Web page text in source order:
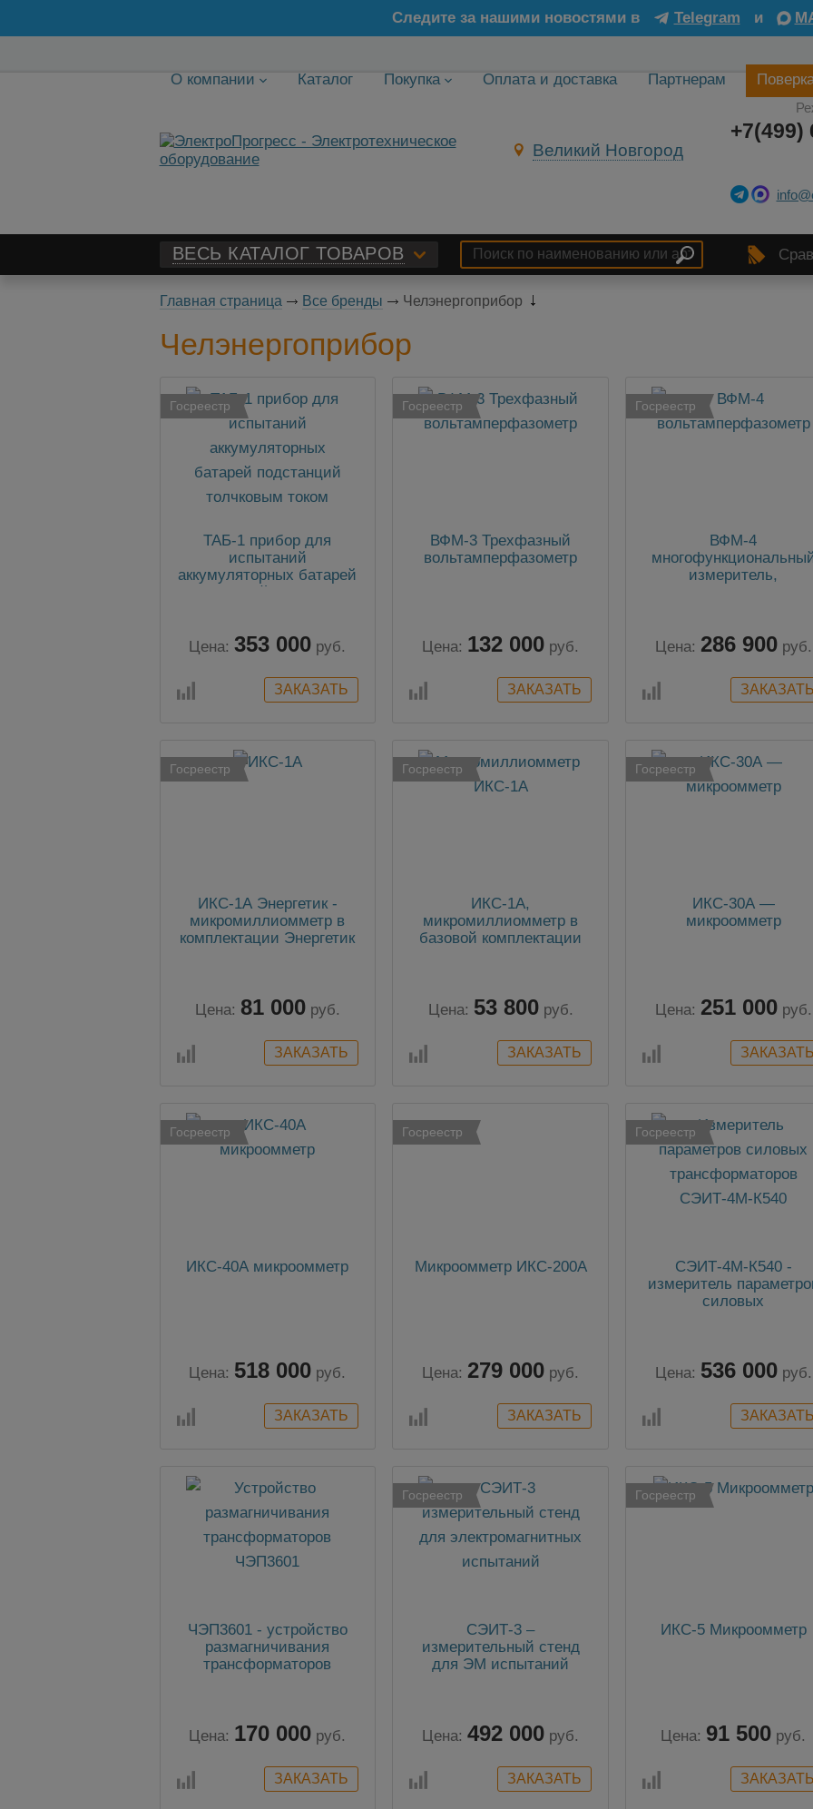
Следите за нашими новостями в Telegram и
О компании Каталог Покупка Оплата и доставка Партнерам
Великий Новгород
+7(499)
ВЕСЬ КАТАЛОГ ТОВАРОВ
Главная страница Все бренды Челэнергоприбор
Челэнергоприбор
Госреестр
ТАБ-1 прибор для
испытаний
аккумуляторных батарей
подстанций толчковым
Цена: 353 000 руб.
Госреестр
ВФМ-3 Трехфазный
вольтамперфазометр
Цена: 132 000 руб.
Госреестр
ВФМ-4
измеритель,
Цена: 286 900 руб.
Госреестр
ИКС-1А Энергетик -
микромиллиомметр в
комплектации Энергетик
Цена: 81 000 руб.
Госреестр
ИКС-1А,
микромиллиомметр в
базовой комплектации
Цена: 53 800 руб.
Госреестр
ИКС-30А —
микроомметр
Цена: 251 000 руб.
Госреестр
ИКС-40А микроомметр
Цена: 518 000 руб.
Госреестр
Микроомметр ИКС-200А
Цена: 279 000 руб.
Госреестр
СЭИТ-4М-К540 -
измеритель
силовых
Цена: 536 000 руб.
ЧЭП3601 - устройство
размагничивания
трансформаторов
Цена: 170 000 руб.
Госреестр
СЭИТ-3 –
измерительный стенд
для ЭМ испытаний
Цена: 492 000 руб.
Госреестр
ИКС-5 Микроомметр
Цена: 91 500 руб.